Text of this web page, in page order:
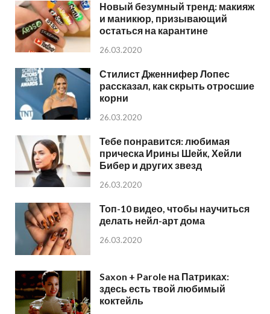
Новый безумный тренд: макияж
и маникюр, призывающий
остаться на карантине
26.03.2020
Стилист Дженнифер Лопес
рассказал, как скрыть отросшие
корни
26.03.2020
Тебе понравится: любимая
прическа Ирины Шейк, Хейли
Бибер и других звезд
26.03.2020
Топ-10 видео, чтобы научиться
делать нейл-арт дома
26.03.2020
Saxon + Parole на Патриках:
здесь есть твой любимый
коктейль